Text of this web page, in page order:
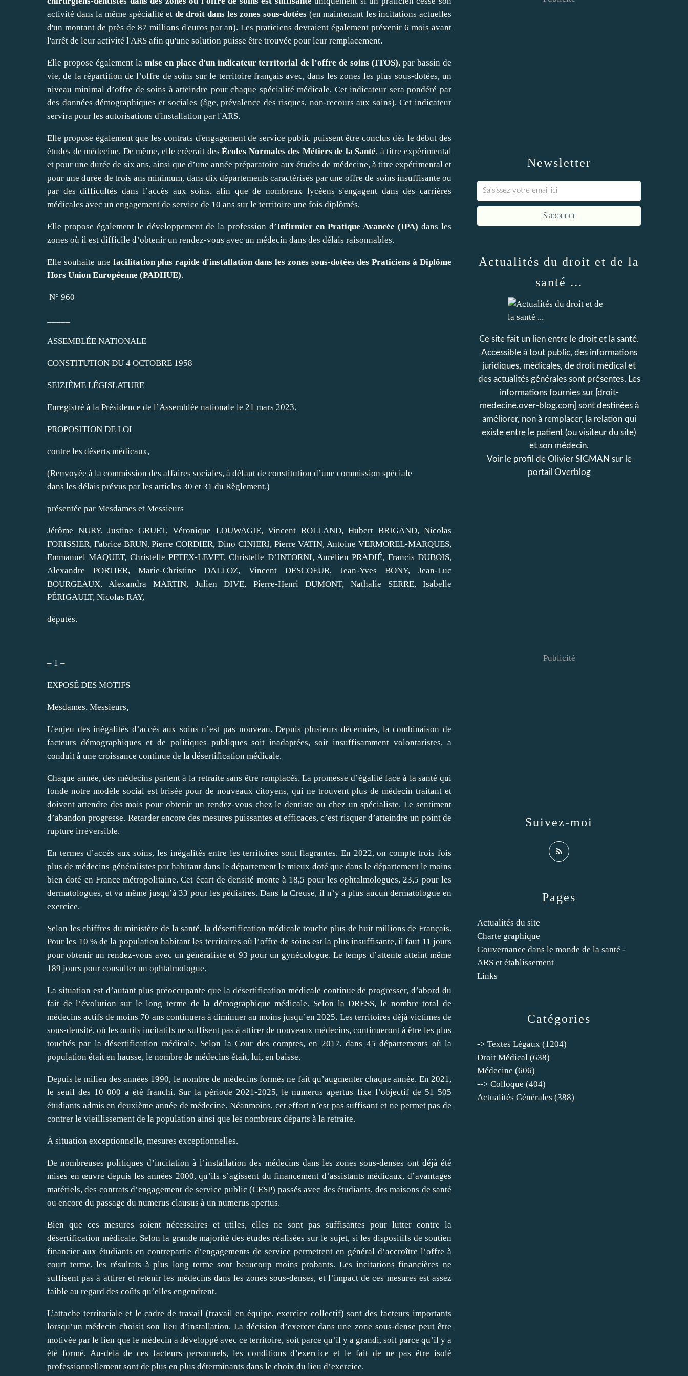
activité dans la même spécialité et de droit dans les zones sous-dotées(en maintenant les incitations actuelles
d'un montant de près de 87 millions d'euros par an). Les praticiens devraient également prévenir 6 mois avant
l'arrêt de leur activité l'ARS afin qu'une solution puisse être trouvée pour leur remplacement.
Elle propose également la mise en place d'un indicateur territorial de l’offre de soins (ITOS), par bassin de
vie, de la répartition de l’offre de soins sur le territoire français avec, dans les zones les plus sous‑dotées, un
niveau minimal d’offre de soins à atteindre pour chaque spécialité médicale. Cet indicateur sera pondéré par
des données démographiques et sociales (âge, prévalence des risques, non-recours aux soins). Cet indicateur
servira pour les autorisations d'installation par l'ARS.
Elle propose également que les contrats d'engagement de service public puissent être conclus dès le début des
études de médecine. De même, elle créerait desÉcoles Normales des Métiers de la Santé, à titre expérimental
et pour une durée de six ans, ainsi que d’une année préparatoire aux études de médecine, à titre expérimental et
pour une durée de trois ans minimum, dans dix départements caractérisés par une offre de soins insuffisante ou
par des difficultés dans l’accès aux soins, afin que de nombreux lycéens s'engagent dans des carrières
médicales avec un engagement de service de 10 ans sur le territoire une fois diplômés.
Elle propose également le développement de la profession d’Infirmier en Pratique Avancée (IPA) dans les
zones où il est difficile d’obtenir un rendez‑vous avec un médecin dans des délais raisonnables.
Elle souhaite une facilitation plus rapide d'installation dans les zones sous-dotées des Praticiens à Diplôme
Hors Union Européenne (PADHUE).
N° 960
ASSEMBLÉE NATIONALE
CONSTITUTION DU 4 OCTOBRE 1958
SEIZIÈME LÉGISLATURE
Enregistré à la Présidence de l’Assemblée nationale le 21 mars 2023.
PROPOSITION DE LOI
contre les déserts médicaux,
(Renvoyée à la commission des affaires sociales, à défaut de constitution d’une commission spéciale
dans les délais prévus par les articles 30 et 31 du Règlement.)
présentée par Mesdames et Messieurs
Jérôme NURY, Justine GRUET, Véronique LOUWAGIE, Vincent ROLLAND, Hubert BRIGAND, Nicolas
FORISSIER, Fabrice BRUN, Pierre CORDIER, Dino CINIERI, Pierre VATIN, Antoine VERMOREL‑MARQUES,
Emmanuel MAQUET, Christelle PETEX‑LEVET, Christelle D’INTORNI, Aurélien PRADIÉ, Francis DUBOIS,
Alexandre PORTIER, Marie‑Christine DALLOZ, Vincent DESCOEUR, Jean‑Yves BONY, Jean-Luc
BOURGEAUX, Alexandra MARTIN, Julien DIVE, Pierre‑Henri DUMONT, Nathalie SERRE, Isabelle
PÉRIGAULT, Nicolas RAY,
députés.
– 1 –
EXPOSÉ DES MOTIFS
Mesdames, Messieurs,
L’enjeu des inégalités d’accès aux soins n’est pas nouveau. Depuis plusieurs décennies, la combinaison de
facteurs démographiques et de politiques publiques soit inadaptées, soit insuffisamment volontaristes, a
conduit à une croissance continue de la désertification médicale.
Chaque année, des médecins partent à la retraite sans être remplacés. La promesse d’égalité face à la santé qui
fonde notre modèle social est brisée pour de nouveaux citoyens, qui ne trouvent plus de médecin traitant et
doivent attendre des mois pour obtenir un rendez‑vous chez le dentiste ou chez un spécialiste. Le sentiment
d’abandon progresse. Retarder encore des mesures puissantes et efficaces, c’est risquer d’atteindre un point de
rupture irréversible.
En termes d’accès aux soins, les inégalités entre les territoires sont flagrantes. En 2022, on compte trois fois
plus de médecins généralistes par habitant dans le département le mieux doté que dans le département le moins
bien doté en France métropolitaine. Cet écart de densité monte à 18,5 pour les ophtalmologues, 23,5 pour les
dermatologues, et va même jusqu’à 33 pour les pédiatres. Dans la Creuse, il n’y a plus aucun dermatologue en
exercice.
Selon les chiffres du ministère de la santé, la désertification médicale touche plus de huit millions de Français.
Pour les 10 % de la population habitant les territoires où l’offre de soins est la plus insuffisante, il faut 11 jours
pour obtenir un rendez‑vous avec un généraliste et 93 pour un gynécologue. Le temps d’attente atteint même
189 jours pour consulter un ophtalmologue.
La situation est d’autant plus préoccupante que la désertification médicale continue de progresser, d’abord du
fait de l’évolution sur le long terme de la démographique médicale. Selon la DRESS, le nombre total de
médecins actifs de moins 70 ans continuera à diminuer au moins jusqu’en 2025. Les territoires déjà victimes de
sous‑densité, où les outils incitatifs ne suffisent pas à attirer de nouveaux médecins, continueront à être les plus
touchés par la désertification médicale. Selon la Cour des comptes, en 2017, dans 45 départements où la
population était en hausse, le nombre de médecins était, lui, en baisse.
Depuis le milieu des années 1990, le nombre de médecins formés ne fait qu’augmenter chaque année. En 2021,
le seuil des 10 000 a été franchi. Sur la période 2021‑2025, le numerus apertus fixe l’objectif de 51 505
étudiants admis en deuxième année de médecine. Néanmoins, cet effort n’est pas suffisant et ne permet pas de
contrer le vieillissement de la population ainsi que les nombreux départs à la retraite.
À situation exceptionnelle, mesures exceptionnelles.
De nombreuses politiques d’incitation à l’installation des médecins dans les zones sous‑denses ont déjà été
mises en œuvre depuis les années 2000, qu’ils s’agissent du financement d’assistants médicaux, d’avantages
matériels, des contrats d’engagement de service public (CESP) passés avec des étudiants, des maisons de santé
ou encore du passage du numerus clausus à un numerus apertus.
Bien que ces mesures soient nécessaires et utiles, elles ne sont pas suffisantes pour lutter contre la
désertification médicale. Selon la grande majorité des études réalisées sur le sujet, si les dispositifs de soutien
financier aux étudiants en contrepartie d’engagements de service permettent en général d’accroître l’offre à
court terme, les résultats à plus long terme sont beaucoup moins probants. Les incitations financières ne
suffisent pas à attirer et retenir les médecins dans les zones sous‑denses, et l’impact de ces mesures est assez
faible au regard des coûts qu’elles engendrent.
L’attache territoriale et le cadre de travail (travail en équipe, exercice collectif) sont des facteurs importants
lorsqu’un médecin choisit son lieu d’installation. La décision d’exercer dans une zone sous‑dense peut être
motivée par le lien que le médecin a développé avec ce territoire, soit parce qu’il y a grandi, soit parce qu’il y a
été formé. Au‑delà de ces facteurs personnels, les conditions d’exercice et le fait de ne pas être isolé
professionnellement sont de plus en plus déterminants dans le choix du lieu d’exercice.
Newsletter
Catégories
-> Textes Légaux (1204)
Droit Médical (638)
Médecine (606)
--> Colloque (404)
Actualités Générales (388)
Pages
Actualités du site
Charte graphique
Gouvernance dans le monde de la santé -
ARS et établissement
Links
Actualités du droit et de la
santé ...
Ce site fait un lien entre le droit et la santé.
Accessible à tout public, des informations
juridiques, médicales, de droit médical et
des actualités générales sont présentes. Les
informations fournies sur [droit-
medecine.over-blog.com] sont destinées à
améliorer, non à remplacer, la relation qui
existe entre le patient (ou visiteur du site)
et son médecin.
Voir le profil de Olivier SIGMAN sur le
portail Overblog
Suivez-moi
Publicité